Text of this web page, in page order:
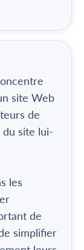
site Web
de
site lui-
les
de
simplifier